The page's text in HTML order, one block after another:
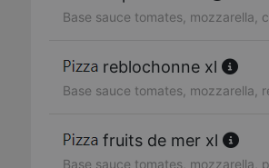
Base sauce tomates, mozzarella,
reblochonne xl
Base sauce tomates, mozzarella,
fruits de mer xl
Base sauce tomates, mozzarella,